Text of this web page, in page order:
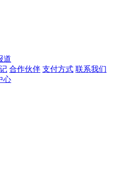
道
合作伙伴 支付方式 联系我们
心